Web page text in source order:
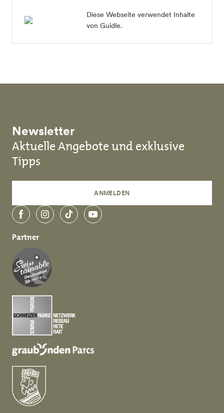
Diese Webseite verwendet Inhalte
von Guidle.
Newsletter
Aktuelle Angebote und exklusive
Tipps
ANMELDEN
FacebookInstagramTikTokYouTube
Partner